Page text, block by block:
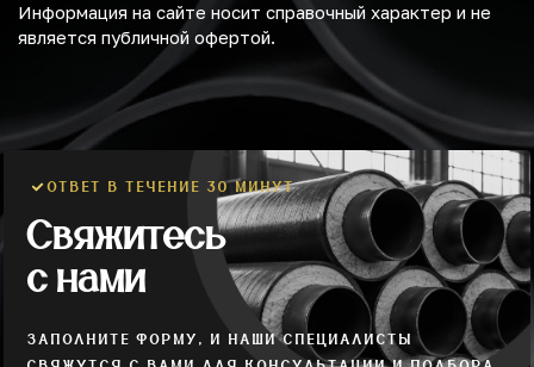
Информация на сайте носит справочный характер и не
является публичной офертой.
ОТВЕТ В ТЕЧЕНИЕ 30 МИНУТ
Свяжитесь
с нами
ЗАПОЛНИТЕ ФОРМУ, И НАШИ СПЕЦИАЛИСТЫ